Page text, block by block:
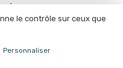
pêche traîne, la pêche
lourds en bateau, qui
plus robustes. Les
le contrôle sur ceux que
Personnaliser